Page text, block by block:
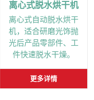
离心式脱水烘干机
离心式自动脱水烘干
机，适合研磨光饰抛
光后产品零部件、工
件快速脱水干燥。
更多详情